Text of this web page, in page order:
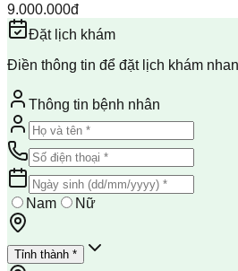
9.000.000đ
Đặt lịch khám
Điền thông tin để đặt lịch khám
Thông tin bệnh nhân
Nam Nữ
Tỉnh thành *